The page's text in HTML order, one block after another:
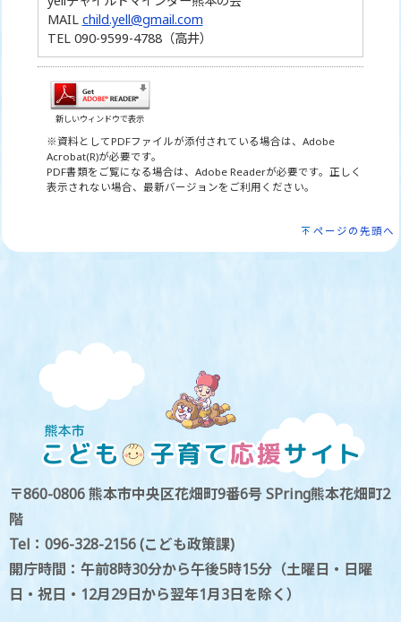
MAIL child.yell@gmail.com
TEL 090-9599-4788（高井）
新しいウィンドウで表示
※資料としてPDFファイルが添付されている場合は、Adobe
Acrobat(R)が必要です。
PDF書類をご覧になる場合は、Adobe Readerが必要です。正しく
表示されない場合、最新バージョンをご利用ください。
ページの先頭へ
〒860-0806 熊本市中央区花畑町9番6号 SPring熊本花畑町2
階
Tel：096-328-2156 (こども政策課)
開庁時間：午前8時30分から午後5時15分（土曜日・日曜
日・祝日・12月29日から翌年1月3日を除く）